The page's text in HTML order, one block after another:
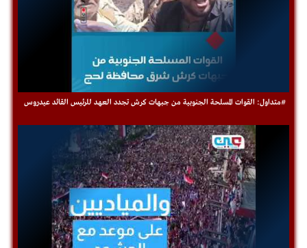
#متداول: القوات المسلحة الجنوبية من جبهات كرش تجدد العهد للرئيس القائد عيدروس